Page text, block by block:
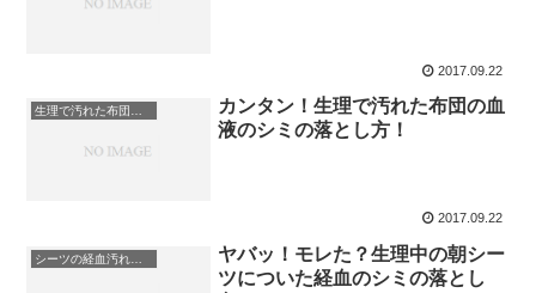
2017.09.22
生理で汚れた布団のシミ抜き
カンタン！生理で汚れた布団の血
液のシミの落とし方！
2017.09.22
ヤバッ！モレた？生理中の朝シー
ツについた経血のシミの落とし